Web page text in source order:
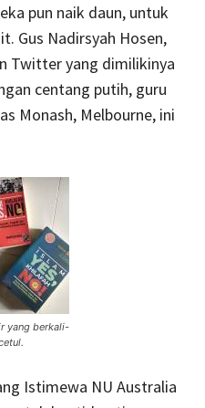
pun naik daun, untuk
Gus Nadirsyah Hosen,
Twitter yang dimilikinya
centang putih, guru
Monash, Melbourne, ini
yang berkali-
Istimewa NU Australia